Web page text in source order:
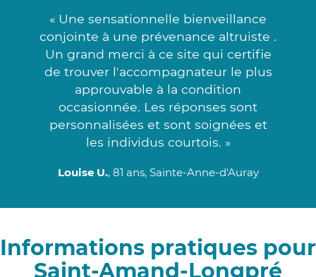
« Une sensationnelle bienveillance
conjointe à une prévenance altruiste .
Un grand merci à ce site qui certifie
de trouver l'accompagnateur le plus
approuvable à la condition
occasionnée. Les réponses sont
personnalisées et sont soignées et
les individus courtois. »
Louise U., 81 ans, Sainte-Anne-d'Auray
Informations pratiques pour
Saint-Amand-Longpré